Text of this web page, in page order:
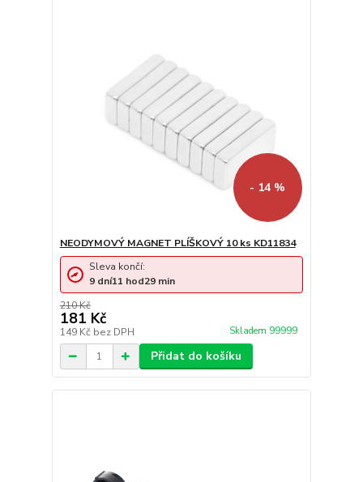
- 14 %
NEODYMOVÝ MAGNET PLÍŠKOVÝ 10 ks KD11834
210 Kč
181 Kč
149 Kč bez DPH Skladem 99999
Sleva končí:
9 dní11 hod29 min
Přidat do košíku